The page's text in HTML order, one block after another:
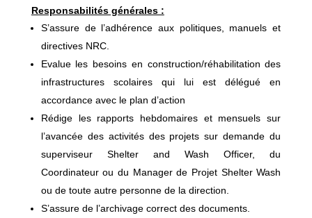
Responsabilités générales :
S’assure de l’adhérence aux politiques, manuels et
directives NRC.
Evalue les besoins en construction/réhabilitation des
infrastructures scolaires qui lui est délégué en
accordance avec le plan d’action
Rédige les rapports hebdomaires et mensuels sur
l’avancée des activités des projets sur demande du
superviseur Shelter and Wash Officer, du
Coordinateur ou du Manager de Projet Shelter Wash
ou de toute autre personne de la direction.
S’assure de l’archivage correct des documents.